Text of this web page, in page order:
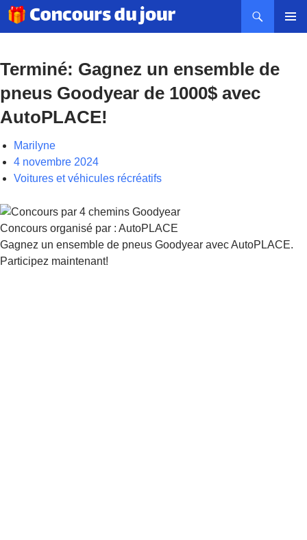
Recherche
Terminé: Gagnez un ensemble de
pneus Goodyear de 1000$ avec
AutoPLACE!
Marilyne
4 novembre 2024
Voitures et véhicules récréatifs
Concours organisé par : AutoPLACE
Gagnez un ensemble de pneus Goodyear avec AutoPLACE.
Participez maintenant!